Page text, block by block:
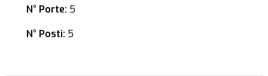
N° Porte: 5
N° Posti: 5